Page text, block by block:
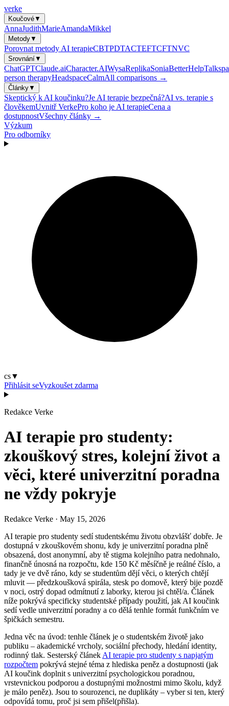
verke
Koučové▼
AnnaJudithMarieAmandaMikkel
Metody▼
Porovnat metody AI terapieCBTPDTACTEFTCFTNVC
Srovnání▼
ChatGPTClaude.aiCharacter.AIWysaReplikaSoniaBetterHelp
person therapyHeadspaceCalmAll comparisons →
Články▼
Skeptický k AI koučinku?Je AI terapie bezpečná?AI vs. terapie s
člověkemUvnitř VerkePro koho je AI terapieCena a
dostupnostVšechny články →
Výzkum
Pro odborníky
cs▼
Přihlásit seVyzkoušet zdarma
Redakce Verke
AI terapie pro studenty:
zkouškový stres, kolejní život a
věci, které univerzitní poradna
ne vždy pokryje
Redakce Verke · May 15, 2026
AI terapie pro studenty sedí studentskému životu obzvlášť dobře. Je
dostupná v zkouškovém shonu, kdy je univerzitní poradna plně
obsazená, dost anonymní, aby tě stigma kolejního patra nedohnalo,
finančně únosná na rozpočtu, kde 150 Kč měsíčně je reálné číslo, a
tady je ve dvě ráno, kdy se studentům dějí věci, o kterých chtějí
mluvit — předzkoušková spirála, stesk po domově, který bije pozdě
v noci, ostrý dopad odmítnutí z laborky, kterou jsi chtěl/a. Článek
níže pokrývá specificky studentské případy použití, jak AI koučink
sedí vedle univerzitní poradny a co dělá tenhle formát funkčním ve
špičkách semestru.
Jedna věc na úvod: tenhle článek je o studentském životě jako
publiku – akademické vrcholy, sociální přechody, hledání identity,
rodinný tlak. Sesterský článek AI terapie pro studenty s napjatým
rozpočtem pokrývá stejné téma z hlediska peněz a dostupnosti (jak
AI koučink doplnit s univerzitní psychologickou poradnou,
vrstevnickou podporou a dostupnými možnostmi mimo školu, když
je málo peněz). Jsou to sourozenci, ne duplikáty – vyber si ten, který
odpovídá tomu, proč jsi sem přišel(přišla).